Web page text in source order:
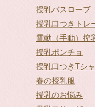
授乳バスローブ
授乳口つきトレ
電動（手動）搾
授乳ポンチョ
授乳口つきTシ
春の授乳服
授乳のお悩み